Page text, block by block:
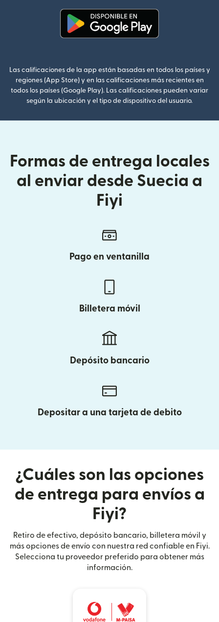
Las calificaciones de la app están basadas en todos los países y
regiones (App Store) y en las calificaciones más recientes en
todos los países (Google Play). Las calificaciones pueden variar
según la ubicación y el tipo de dispositivo del usuario.
Formas de entrega locales
al enviar desde Suecia a
Fiyi
Pago en ventanilla
Billetera móvil
Depósito bancario
Depositar a una tarjeta de debito
¿Cuáles son las opciones
de entrega para envíos a
Fiyi?
Retiro de efectivo, depósito bancario, billetera móvil y
más opciones de envío con nuestra red confiable en Fiyi.
Selecciona tu proveedor preferido para obtener más
información.